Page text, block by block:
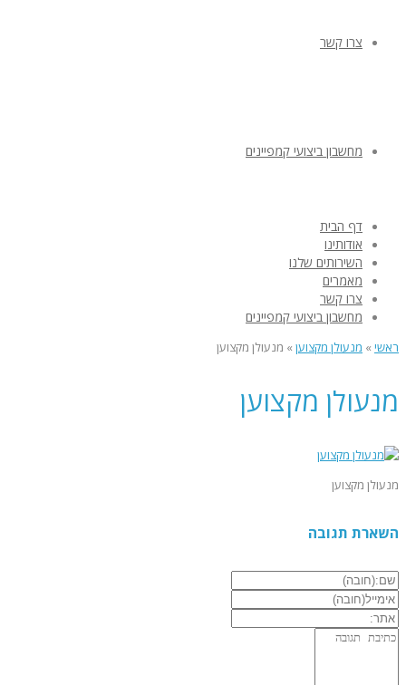
צרו קשר
מחשבון ביצועי קמפיינים
דף הבית
אודותינו
השירותים שלנו
מאמרים
צרו קשר
מחשבון ביצועי קמפיינים
ראשי » מנעולן מקצוען » מנעולן מקצוען
מנעולן מקצוען
מנעולן מקצוען
השארת תגובה